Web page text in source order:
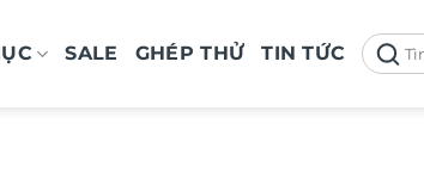
SALE GHÉP THỬ TIN TỨC
Tìm
kiếm: